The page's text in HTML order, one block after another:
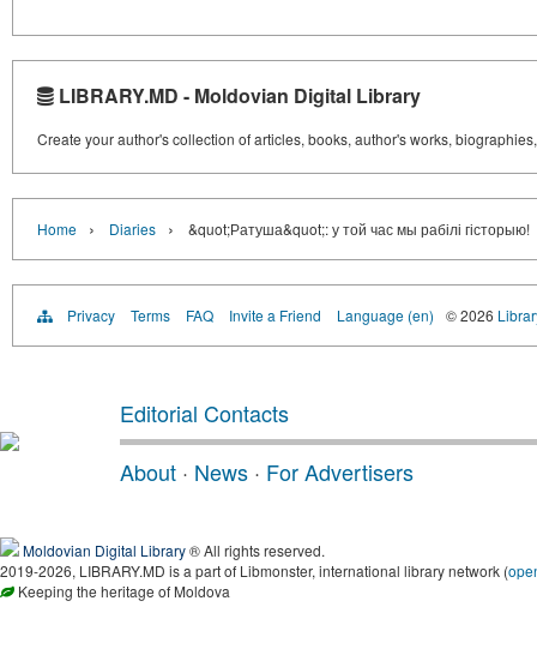
LIBRARY.MD - Moldovian Digital Library
Create your author's collection of articles, books, author's works,
Home › Diaries › &quot;Ратуша&quot;: у той час мы рабілі гісторыю!
Privacy Terms FAQ Invite a Friend Language (en) © 2026
Editorial Contacts
About · News · For Advertisers
Moldovian Digital Library® All rights reserved.
2019-2026, LIBRARY.MD is a part of Libmonster, international library network (
Keeping the heritage of Moldova